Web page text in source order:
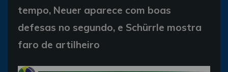
tempo, Neuer aparece com boas
defesas no segundo, e Schürrle mostra
faro de artilheiro